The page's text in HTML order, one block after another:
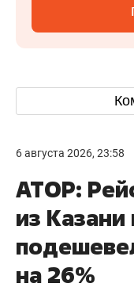
6 августа 2026, 23:58
АТОР:
из Казани
на 26%